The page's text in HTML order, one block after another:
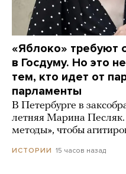
«Яблоко» требуют
в Госдуму. Но это
тем, кто идет от
парламенты
В Петербурге в
летняя Марина
методы», чтобы
ИСТОРИИ 15 часов назад